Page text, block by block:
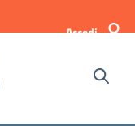
Accedi